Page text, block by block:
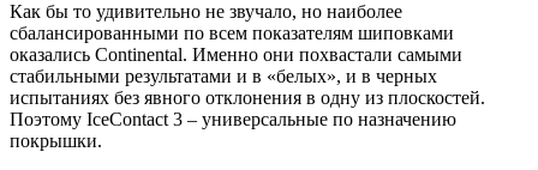
Как бы то удивительно не звучало, но наиболее
сбалансированными по всем показателям шиповками
оказались Continental. Именно они похвастали самыми
стабильными результатами и в «белых», и в черных
испытаниях без явного отклонения в одну из плоскостей.
Поэтому IceContact 3 – универсальные по назначению
покрышки.